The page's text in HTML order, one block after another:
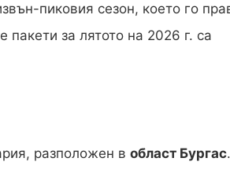
пиковия сезон, което го
пакети за лятото на 2026 г. са
разположен в област Бургас.